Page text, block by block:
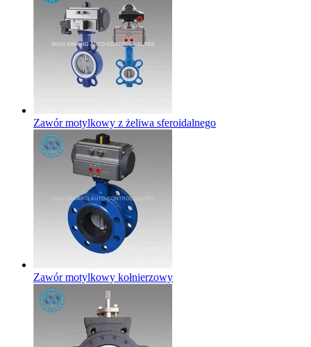
Zawór motylkowy z żeliwa sferoidalnego
Zawór motylkowy kołnierzowy